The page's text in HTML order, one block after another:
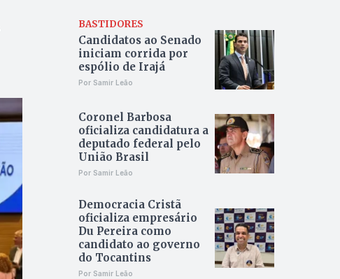
BASTIDORES
Candidatos ao Senado
iniciam corrida por
espólio de Irajá
Por Samir Leão
Coronel Barbosa
oficializa candidatura a
deputado federal pelo
União Brasil
Por Samir Leão
Democracia Cristã
oficializa empresário
Du Pereira como
candidato ao governo
do Tocantins
Por Samir Leão